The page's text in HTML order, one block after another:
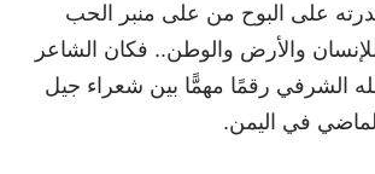
على البوح من على منبر الحب
والأرض والوطن.. فكان الشاعر
الشرفي رقمًا مهمًّا بين شعراء جيل
في اليمن.